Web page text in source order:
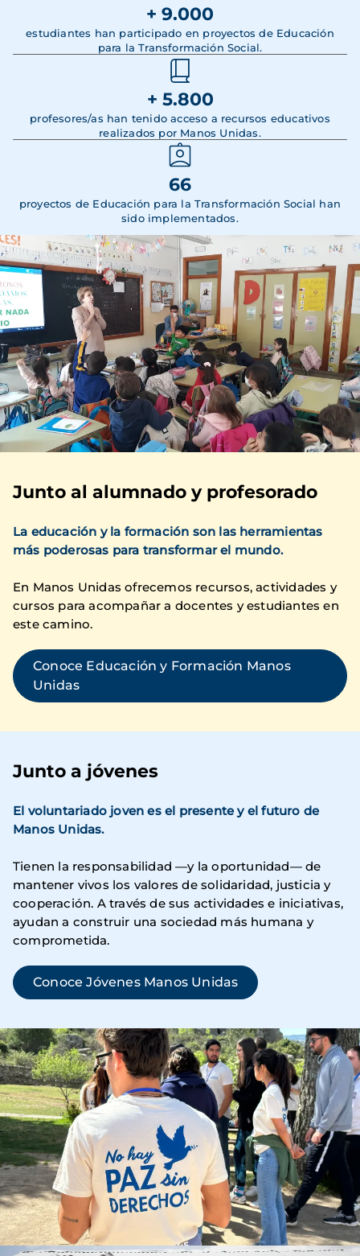
+ 9.000
estudiantes han participado en proyectos de Educación
para la Transformación Social.
+ 5.800
profesores/as han tenido acceso a recursos educativos
realizados por Manos Unidas.
66
proyectos de Educación para la Transformación Social han
sido implementados.
Junto al alumnado y profesorado
La educación y la formación son las herramientas
más poderosas para transformar el mundo.
En Manos Unidas ofrecemos recursos, actividades y
cursos para acompañar a docentes y estudiantes en
este camino.
Conoce Educación y Formación Manos
Unidas
Junto a jóvenes
El voluntariado joven es el presente y el futuro de
Manos Unidas.
Tienen la responsabilidad —y la oportunidad— de
mantener vivos los valores de solidaridad, justicia y
cooperación. A través de sus actividades e iniciativas,
ayudan a construir una sociedad más humana y
comprometida.
Conoce Jóvenes Manos Unidas